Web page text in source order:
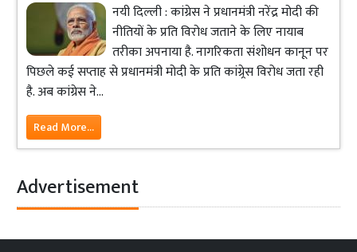
नयी दिल्ली : कांग्रेस ने प्रधानमंत्री नरेंद्र मोदी की
नीतियों के प्रति विरोध जताने के लिए नायाब
तरीका अपनाया है. नागरिकता संशोधन कानून पर
पिछले कई सप्ताह से प्रधानमंत्री मोदी के प्रति कांग्र्रेस विरोध जता रही
है. अब कांग्रेस ने...
Read More...
Advertisement